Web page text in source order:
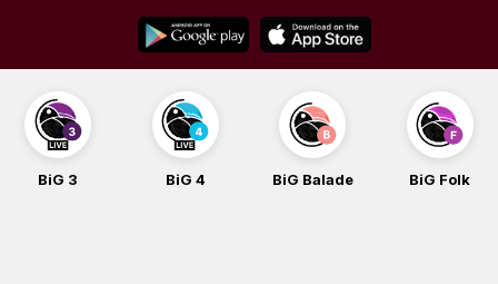
content
BiG 3 BiG 4 BiG Balade BiG Folk